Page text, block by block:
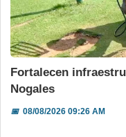
Fortalecen
Nogales
📅08/08/2026 09:26 AM